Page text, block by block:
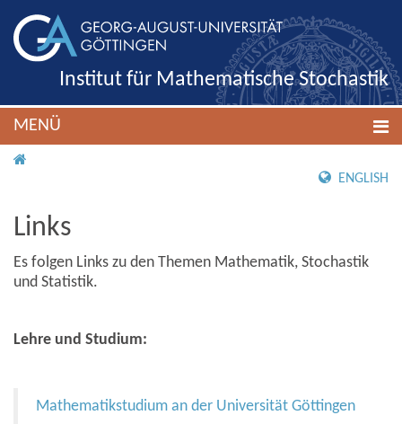
Institut für Mathematische Stochastik
MENÜ
ENGLISH
Links
Es folgen Links zu den Themen Mathematik, Stochastik
und Statistik.
Lehre und Studium:
Mathematikstudium an der Universität Göttingen